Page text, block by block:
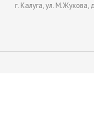
г. Калуга, ул. М.Жукова,